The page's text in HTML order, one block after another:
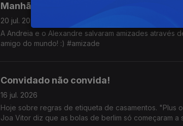
Manhãs de Amizade!
20 jul. 2026
A Andreia e o Alexandre salvaram amizades através
amigo do mundo! :) #amizade
Convidado não convida!
16 jul. 2026
Hoje sobre regras de etiqueta de casamentos. "Plus
Joa Vitor diz que as bolas de berlim só começaram a